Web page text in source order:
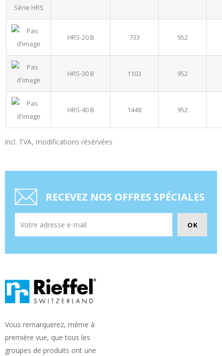
HRS-20 B 733 952
HRS-30 B 1103 952
HRS-40 B 1448 952
incl. TVA, modifications résérvées
RECEVEZ NOS OFFRES SPÉCIALES
Vous remarquerez, même à
première vue, que tous les
groupes de produits ont une